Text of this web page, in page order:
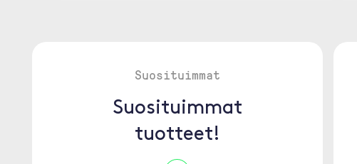
Suosituimmat
Suosituimmat
tuotteet!